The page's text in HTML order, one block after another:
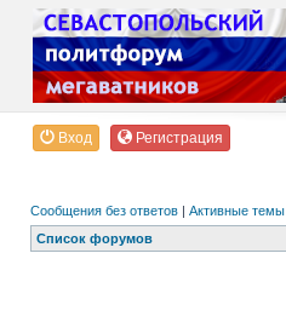
Вход Регистрация
Сообщения без ответов | Активные темы
Список форумов